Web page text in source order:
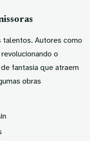
talentos. Autores como
o
fantasiaque atraem
obras